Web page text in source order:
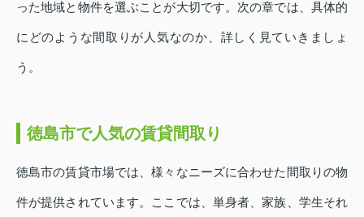
った地域と物件を選ぶことが大切です。次の章では、具体的
にどのような間取りが人気なのか、詳しく見ていきましょ
う。
徳島市で人気の賃貸間取り
徳島市の賃貸市場では、様々なニーズに合わせた間取りの物
件が提供されています。ここでは、単身者、家族、学生それ